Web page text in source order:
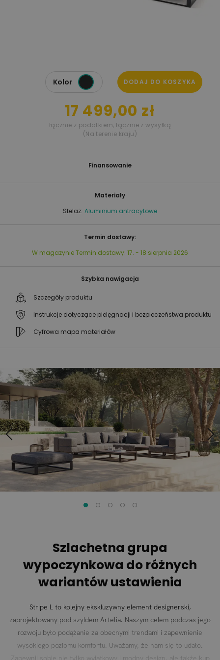
Kolor DODAJ DO KOSZYKA
17 499,00 zł
łącznie z podatkiem,łącznie z wysyłką
(Na terenie kraju)
Materiały
Stelaż: Aluminium antracytowe
Termin dostawy:
W magazynieTermin dostawy: 17. - 18 sierpnia 2026
Szybka nawigacja
Szczegóły produktu
Instrukcje dotyczące pielęgnacji i bezpieczeństwa produktu
Cyfrowa mapa materiałów
Finansowanie
Przejdź
na
koniec
galerii
Przejdź
na
początek
galerii
Szlachetna grupa
wypoczynkowa do różnych
wariantów ustawienia
Stripe L to kolejny ekskluzywny element designerski,
zaprojektowany pod szyldem Artelia. Naszym celem podczas jego
rozwoju było podążanie za obecnymi trendami i zapewnienie
wysokiego poziomu komfortu. Uważamy, że nam się to udało.
Zapewnij sobie nie tylko wyjątkowy i modny design, ale także kup